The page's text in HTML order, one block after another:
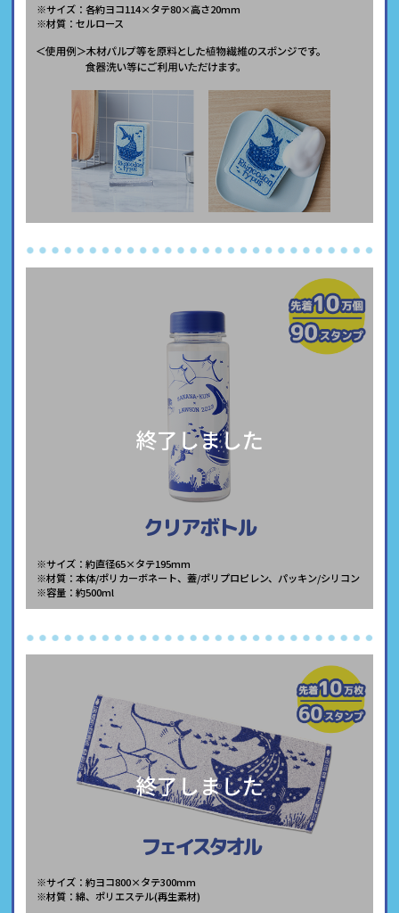
※サイズ：各約ヨコ114×タテ80×高さ20mm
※材質：セルロース
終了しました
クリアボトル
※サイズ：約直径65×タテ195mm
※材質：本体/ポリカーボネート、蓋/ポリプロピレン、パッキン/シリコン
※容量：約500ml
終了しました
フェイスタオル
※サイズ：約ヨコ800×タテ300mm
※材質：綿、ポリエステル(再生素材)